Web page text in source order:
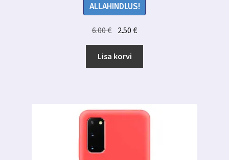
ALLAHINDLUS!
6.00€ Algne
oli:
6.00 €.
2.50€Praegune
2.50 €.
Lisa korvi